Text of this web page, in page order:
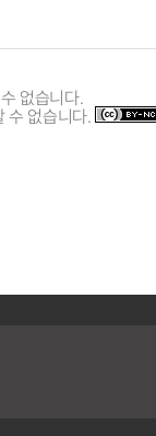
없습니다.
수 없습니다.